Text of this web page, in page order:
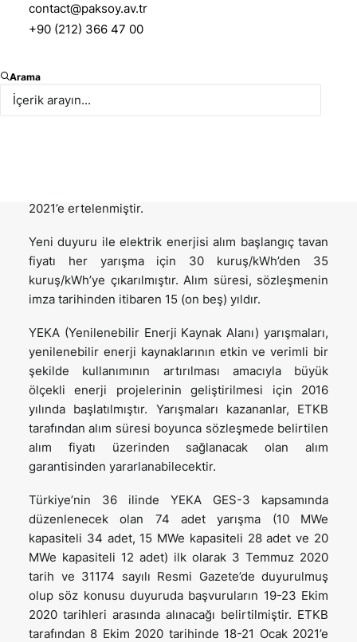
contact@paksoy.av.tr
+90 (212) 366 47 00
AramaEnerji ve Tabii Kaynaklar Bakanlığı’nın (“
Ocak 2021 tarih ve 31362 sayılı Resmi Gazete’de
2021’e ertelenmiştir.
Yeni duyuru ile elektrik enerjisi alım başlangıç tavan
fiyatı her yarışma için 30 kuruş/kWh’den 35
kuruş/kWh’ye çıkarılmıştır. Alım süresi, sözleşmenin
imza tarihinden itibaren 15 (on beş) yıldır.
YEKA (Yenilenebilir Enerji Kaynak Alanı) yarışmaları,
yenilenebilir enerji kaynaklarının etkin ve verimli bir
şekilde kullanımının artırılması amacıyla büyük
ölçekli enerji projelerinin geliştirilmesi için 2016
yılında başlatılmıştır. Yarışmaları kazananlar, ETKB
tarafından alım süresi boyunca sözleşmede belirtilen
alım fiyatı üzerinden sağlanacak olan alım
garantisinden yararlanabilecektir.
Türkiye’nin 36 ilinde YEKA GES-3 kapsamında
düzenlenecek olan 74 adet yarışma (10 MWe
kapasiteli 34 adet, 15 MWe kapasiteli 28 adet ve 20
MWe kapasiteli 12 adet) ilk olarak 3 Temmuz 2020
tarih ve 31174 sayılı Resmi Gazete’de duyurulmuş
olup söz konusu duyuruda başvuruların 19-23 Ekim
2020 tarihleri arasında alınacağı belirtilmiştir. ETKB
tarafından 8 Ekim 2020 tarihinde 18-21 Ocak 2021’e